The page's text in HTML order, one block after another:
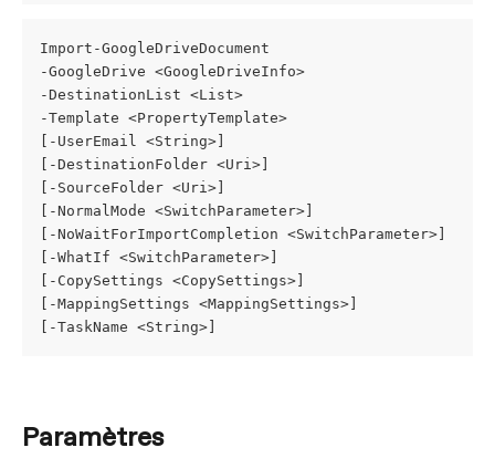
Import-GoogleDriveDocument
-GoogleDrive <GoogleDriveInfo>
-DestinationList <List>
-Template <PropertyTemplate>
[-UserEmail <String>]
[-DestinationFolder <Uri>]
[-SourceFolder <Uri>]
[-NormalMode <SwitchParameter>]
[-NoWaitForImportCompletion <SwitchParameter>]
[-WhatIf <SwitchParameter>]
[-CopySettings <CopySettings>]
[-MappingSettings <MappingSettings>]
[-TaskName <String>]
Paramètres